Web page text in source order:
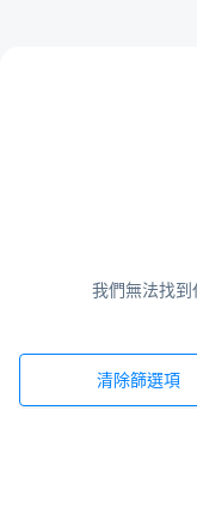
我們無法找
清除篩選項